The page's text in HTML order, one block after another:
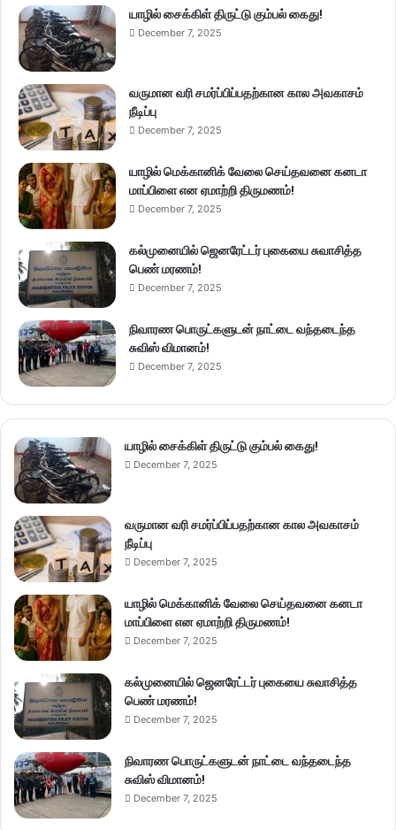
யாழில் சைக்கிள் திருட்டு கும்பல் கைது!
December 7, 2025
வருமான வரி சமர்ப்பிப்பதற்கான கால அவகாசம்
நீடிப்பு
December 7, 2025
யாழில் மெக்கானிக் வேலை செய்தவனை கனடா
மாப்பிளை என ஏமாற்றி திருமணம்!
December 7, 2025
கல்முனையில் ஜெனரேட்டர் புகையை சுவாசித்த
பெண் மரணம்!
December 7, 2025
நிவாரண பொருட்களுடன் நாட்டை வந்தடைந்த
சுவிஸ் விமானம்!
December 7, 2025
யாழில் சைக்கிள் திருட்டு கும்பல் கைது!
December 7, 2025
வருமான வரி சமர்ப்பிப்பதற்கான கால அவகாசம்
நீடிப்பு
December 7, 2025
யாழில் மெக்கானிக் வேலை செய்தவனை கனடா
மாப்பிளை என ஏமாற்றி திருமணம்!
December 7, 2025
கல்முனையில் ஜெனரேட்டர் புகையை சுவாசித்த
பெண் மரணம்!
December 7, 2025
நிவாரண பொருட்களுடன் நாட்டை வந்தடைந்த
சுவிஸ் விமானம்!
December 7, 2025